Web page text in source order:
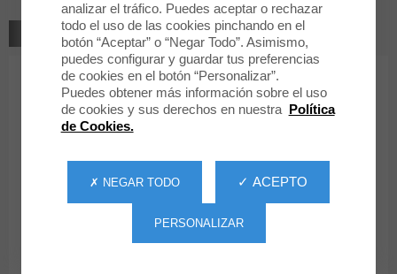
VOLVER A LA TIENDA
Tu clasificación 5
4
3
2
Mensaje
analizar el tráfico. Puedes aceptar o rechazar
todo el uso de las cookies pinchando en el
botón “Aceptar” o “Negar Todo”. Asimismo,
puedes configurar y guardar tus preferencias
de cookies en el botón “Personalizar”.
Puedes obtener más información sobre el uso
de cookies y sus derechos en nuestra Política
de Cookies.
✓ ACEPTO
✗ NEGAR TODO
PERSONALIZAR